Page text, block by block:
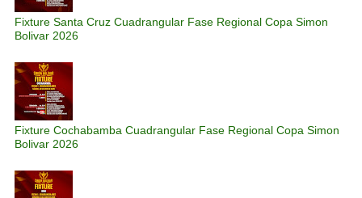
Fixture Santa Cruz Cuadrangular Fase Regional Copa Simon
Bolivar 2026
Fixture Cochabamba Cuadrangular Fase Regional Copa Simon
Bolivar 2026